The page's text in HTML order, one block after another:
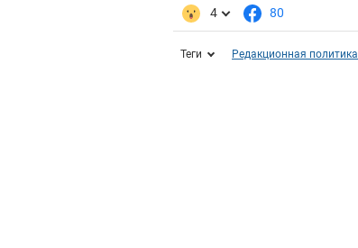
4 80
Теги Редакционная политика